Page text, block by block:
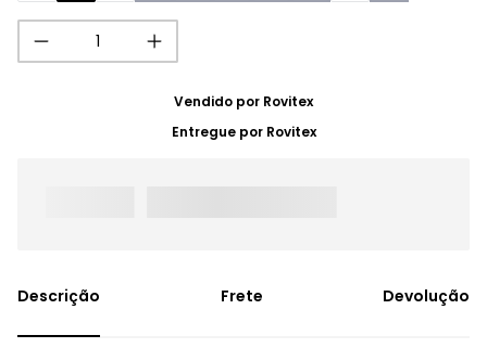
Vendido por Rovitex
Entregue por Rovitex
Frete Devolução